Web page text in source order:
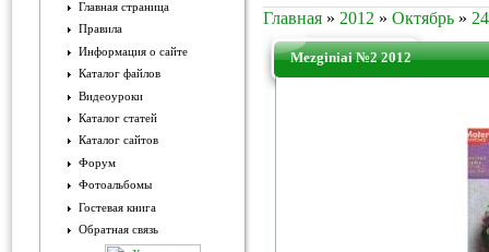
Главная страница
Правила
Информация о сайте
Каталог файлов
Видеоуроки
Каталог статей
Каталог сайтов
Форум
Фотоальбомы
Гостевая книга
Обратная связь
Главная » 2012 » Октябрь » 24
Mezginiai №2 2012